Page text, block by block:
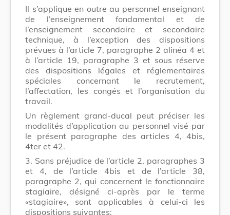
Il s’applique en outre au personnel enseignant
de l’enseignement fondamental et de
l’enseignement secondaire et secondaire
technique, à l’exception des dispositions
prévues à l’article 7, paragraphe 2 alinéa 4 et
à l’article 19, paragraphe 3 et sous réserve
des dispositions légales et réglementaires
spéciales concernant le recrutement,
l’affectation, les congés et l’organisation du
travail.
Un règlement grand-ducal peut préciser les
modalités d’application au personnel visé par
le présent paragraphe des articles 4, 4bis,
4ter et 42.
3. Sans préjudice de l’article 2, paragraphes 3
et 4, de l’article 4bis et de l’article 38,
paragraphe 2, qui concernent le fonctionnaire
stagiaire, désigné ci-après par le terme
«stagiaire», sont applicables à celui-ci les
dispositions suivantes: